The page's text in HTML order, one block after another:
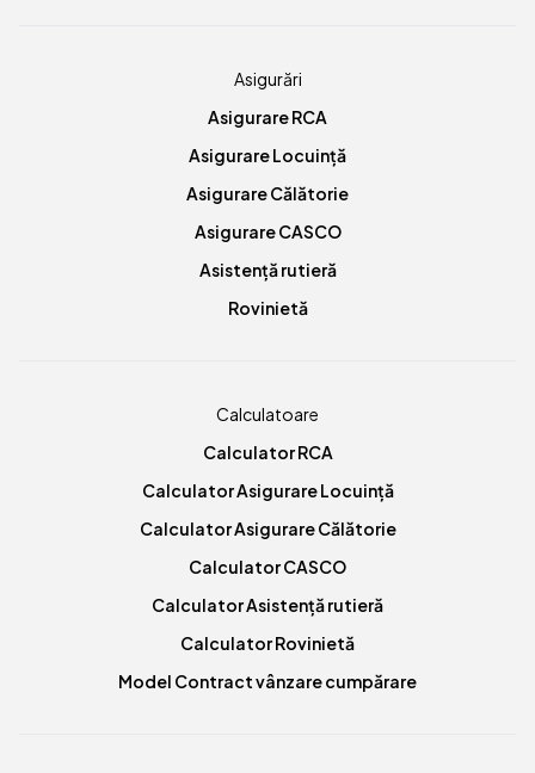
Asigurări
Asigurare RCA
Asigurare Locuință
Asigurare Călătorie
Asigurare CASCO
Asistență rutieră
Rovinietă
Calculatoare
Calculator RCA
Calculator Asigurare Locuință
Calculator Asigurare Călătorie
Calculator CASCO
Calculator Asistență rutieră
Calculator Rovinietă
Model Contract vânzare cumpărare